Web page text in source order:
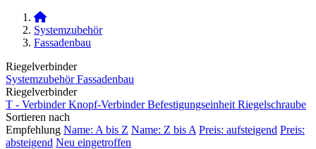
Systemzubehör
Fassadenbau
Riegelverbinder
Systemzubehör Fassadenbau
Riegelverbinder
T - Verbinder Knopf-Verbinder Befestigungseinheit Riegelschraube
Sortieren nach
Empfehlung Name: A bis Z Name: Z bis A Preis: aufsteigend Preis:
absteigend Neu eingetroffen